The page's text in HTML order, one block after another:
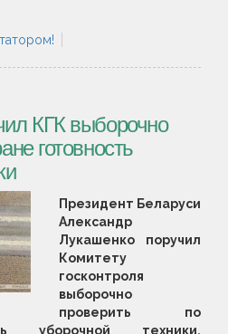
КГК выборочно
готовность
Президент Беларуси
Александр
Лукашенко поручил
Комитету
госконтроля
выборочно
проверить по
уборочной техники.